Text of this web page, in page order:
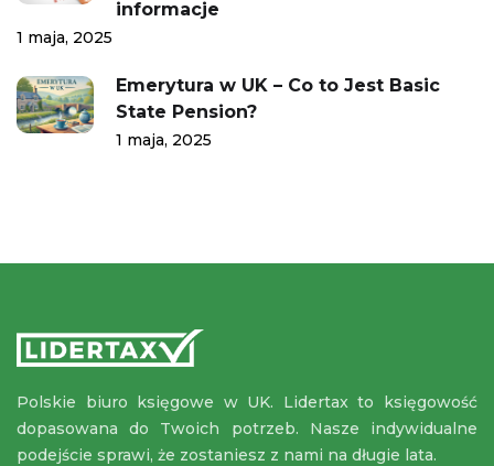
informacje
1 maja, 2025
Emerytura w UK – Co to Jest Basic
State Pension?
1 maja, 2025
Polskie biuro księgowe w UK. Lidertax to księgowość
dopasowana do Twoich potrzeb. Nasze indywidualne
podejście sprawi, że zostaniesz z nami na długie lata.